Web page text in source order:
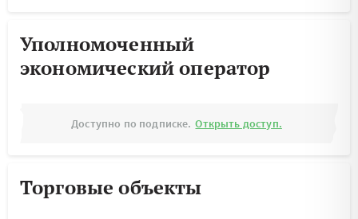
Уполномоченный
экономический оператор
Доступно по подписке. Открыть доступ.
Торговые объекты